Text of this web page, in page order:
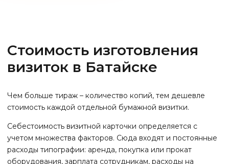
Стоимость изготовления
визиток в Батайске
Чем больше тираж – количество копий, тем дешевле
стоимость каждой отдельной бумажной визитки.
Себестоимость визитной карточки определяется с
учетом множества факторов. Сюда входят и постоянные
расходы типографии: аренда, покупка или прокат
оборудования, зарплата сотрудникам, расходы на